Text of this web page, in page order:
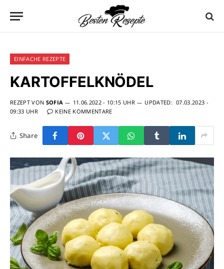
EINFACHE REZEPTE
KARTOFFELKNÖDEL
REZEPT VON SOFIA 11.06.2022 - 10:15 UHR UPDATED: 07.03.2023 -
09:33 UHR
KEINE KOMMENTARE
Share